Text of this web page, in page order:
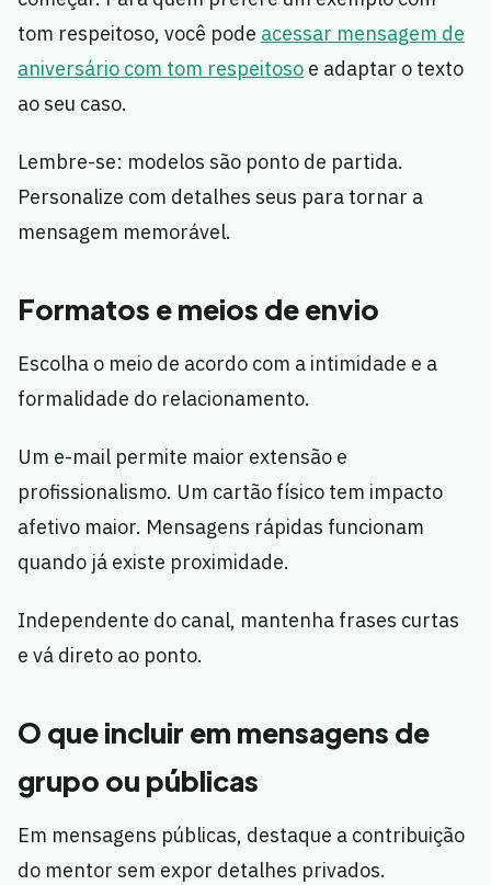
tom respeitoso, você pode acessar mensagem de
aniversário com tom respeitoso e adaptar o texto
ao seu caso.
Lembre-se: modelos são ponto de partida.
Personalize com detalhes seus para tornar a
mensagem memorável.
Formatos e meios de envio
Escolha o meio de acordo com a intimidade e a
formalidade do relacionamento.
Um e-mail permite maior extensão e
profissionalismo. Um cartão físico tem impacto
afetivo maior. Mensagens rápidas funcionam
quando já existe proximidade.
Independente do canal, mantenha frases curtas
e vá direto ao ponto.
O que incluir em mensagens de
grupo ou públicas
Em mensagens públicas, destaque a contribuição
do mentor sem expor detalhes privados.